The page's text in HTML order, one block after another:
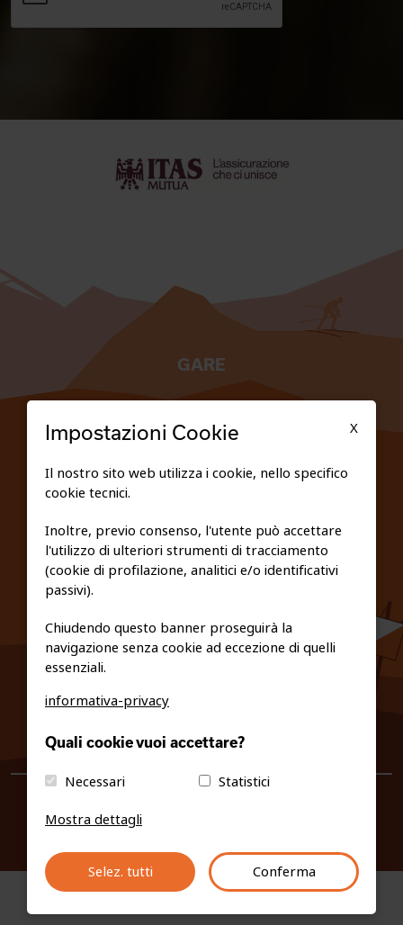
GARE
PRIVACY E COOKIE POLICY
info@fiso.it|fiso@pec-mail.eu
X
Impostazioni Cookie
Il nostro sito web utilizza i cookie, nello specifico
cookie tecnici.
Inoltre, previo consenso, l'utente può accettare
l'utilizzo di ulteriori strumenti di tracciamento
(cookie di profilazione, analitici e/o identificativi
passivi).
Chiudendo questo banner proseguirà la
navigazione senza cookie ad eccezione di quelli
essenziali.
informativa-privacy
Quali cookie vuoi accettare?
Necessari
Statistici
Mostra dettagli
Selez. tutti Conferma